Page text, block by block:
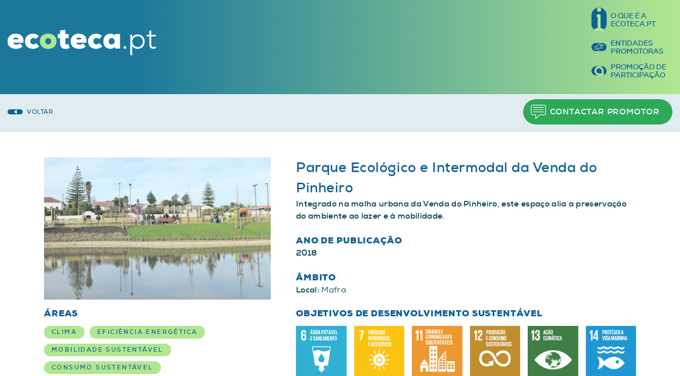
O QUE É A
ECOTECA.PT
ENTIDADES
PROMOTORAS
PROMOÇÃO DE
PARTICIPAÇÃO
VOLTAR CONTACTAR PROMOTOR
Parque Ecológico e Intermodal da Venda do
Pinheiro
Integrado na malha urbana da Venda do Pinheiro, este espaço alia a preservação
do ambiente ao lazer e à mobilidade.
ANO DE PUBLICAÇÃO
2018
ÂMBITO
Local: Mafra
ÁREAS
CLIMA EFICIÊNCIA ENERGÉTICA
MOBILIDADE SUSTENTÁVEL
CONSUMO SUSTENTÁVEL
OBJETIVOS DE DESENVOLVIMENTO SUSTENTÁVEL